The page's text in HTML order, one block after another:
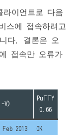
라이언트로 다음
스에 접속하려고
다. 결론은 오
접속만 오류가
V)
PuTTY
0.66
2013 OK